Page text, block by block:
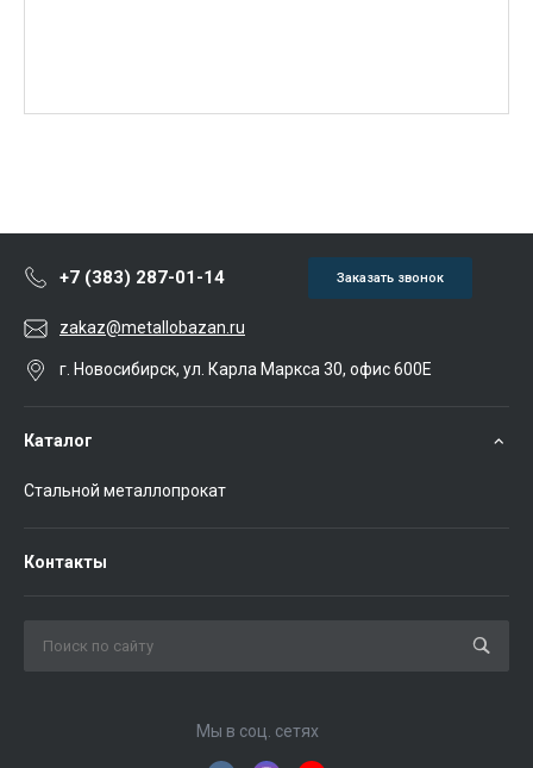
+7 (383) 287-01-14 Заказать звонок
zakaz@metallobazan.ru
г. Новосибирск, ул. Карла Маркса 30, офис 600Е
Каталог
Стальной металлопрокат
Контакты
Мы в соц. сетях